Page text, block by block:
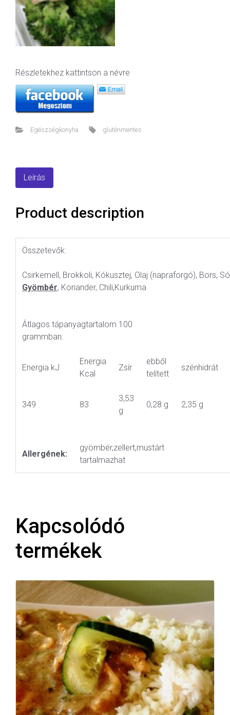
Részletekhez kattintson a névre
Egészségkonyha gluténmentes
Leírás
Product description
Összetevők:
Csirkemell, Brokkoli, Kókusztej, Olaj (napraforgó), Bors,
Gyömbér, Koriander, Chili,Kurkuma
Átlagos tápanyagtartalom 100
grammban:
Energia kJ
Energia
Kcal
Zsír
ebből
telített
szénhidrát
349 83
3,53
g
0,28 g 2,35 g
Allergének:
gyömbér,zellert,mustárt
tartalmazhat
Kapcsolódó
termékek